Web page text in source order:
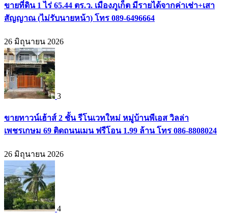
ขายที่ดิน 1 ไร่ 65.44 ตร.ว. เมืองภูเก็ต มีรายได้จากค่าเช่า+เสา
สัญญาณ (ไม่รับนายหน้า) โทร 089-6496664
26 มิถุนายน 2026
3
ขายทาวน์เฮ้าส์ 2 ชั้น รีโนเวทใหม่ หมู่บ้านพีเอส วิลล่า
เพชรเกษม 69 ติดถนนเมน ฟรีโอน 1.99 ล้าน โทร 086-8808024
26 มิถุนายน 2026
4